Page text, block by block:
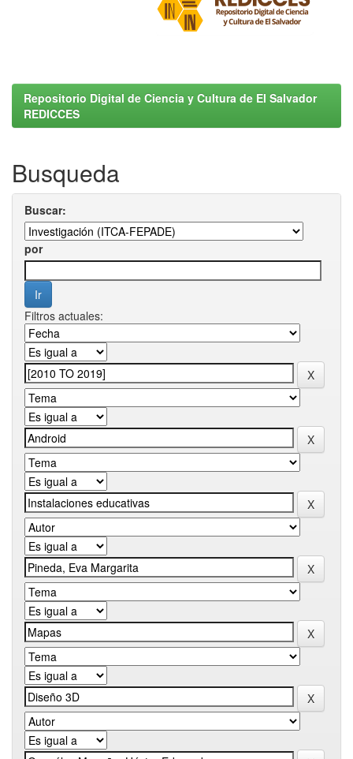
Repositorio Digital de Ciencia y Cultura de El Salvador
REDICCES
Busqueda
Buscar:
por
Filtros actuales: